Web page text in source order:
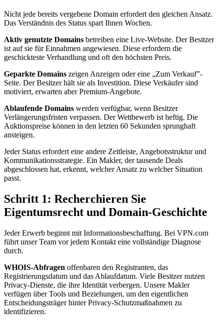
Nicht jede bereits vergebene Domain erfordert den gleichen Ansatz.
Das Verständnis des Status spart Ihnen Wochen.
Aktiv genutzte Domains betreiben eine Live-Website. Der Besitzer
ist auf sie für Einnahmen angewiesen. Diese erfordern die
geschickteste Verhandlung und oft den höchsten Preis.
Geparkte Domains zeigen Anzeigen oder eine „Zum Verkauf”-
Seite. Der Besitzer hält sie als Investition. Diese Verkäufer sind
motiviert, erwarten aber Premium-Angebote.
Ablaufende Domains werden verfügbar, wenn Besitzer
Verlängerungsfristen verpassen. Der Wettbewerb ist heftig. Die
Auktionspreise können in den letzten 60 Sekunden sprunghaft
ansteigen.
Jeder Status erfordert eine andere Zeitleiste, Angebotsstruktur und
Kommunikationsstrategie. Ein Makler, der tausende Deals
abgeschlossen hat, erkennt, welcher Ansatz zu welcher Situation
passt.
Schritt 1: Recherchieren Sie
Eigentumsrecht und Domain-Geschichte
Jeder Erwerb beginnt mit Informationsbeschaffung. Bei VPN.com
führt unser Team vor jedem Kontakt eine vollständige Diagnose
durch.
WHOIS-Abfragen offenbaren den Registranten, das
Registrierungsdatum und das Ablaufdatum. Viele Besitzer nutzen
Privacy-Dienste, die ihre Identität verbergen. Unsere Makler
verfügen über Tools und Beziehungen, um den eigentlichen
Entscheidungsträger hinter Privacy-Schutzmaßnahmen zu
identifizieren.